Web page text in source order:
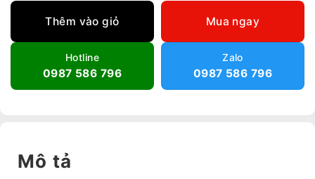
Thêm vào giỏ Mua ngay
Hotline
0987 586 796
Zalo
0987 586 796
Mô tả